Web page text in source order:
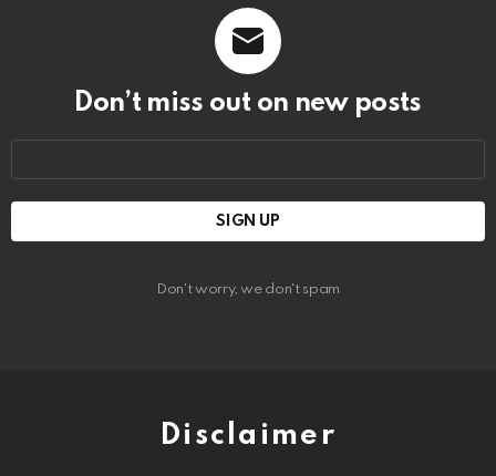
Don’t miss out on new posts
Don't worry, we don't spam
Disclaimer